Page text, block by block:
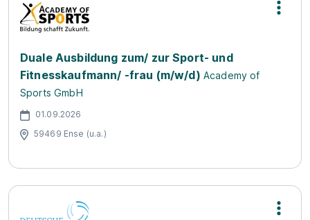
Duale Ausbildung zum/ zur Sport- und
Fitnesskaufmann/ -frau (m/w/d) Academy of
Sports GmbH
01.09.2026
59469 Ense (u.a.)